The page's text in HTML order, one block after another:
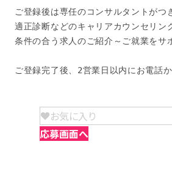
ご登録後は専任のコンサルタントがつ
適正診断などのキャリアカウンセリン
条件の合う求人のご紹介～ご就業をサ
ご登録完了後、2営業日以内にお電話
お気に入り
応募画面へ